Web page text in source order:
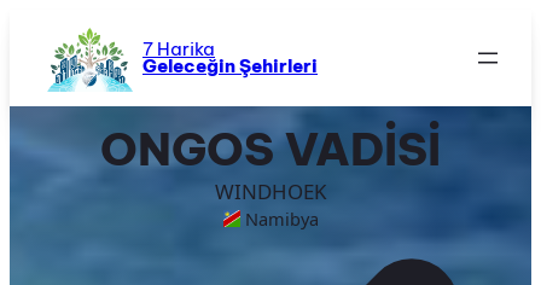
7 Harika
Geleceğin Şehirleri
ONGOS VADİSİ
WINDHOEK
Namibya